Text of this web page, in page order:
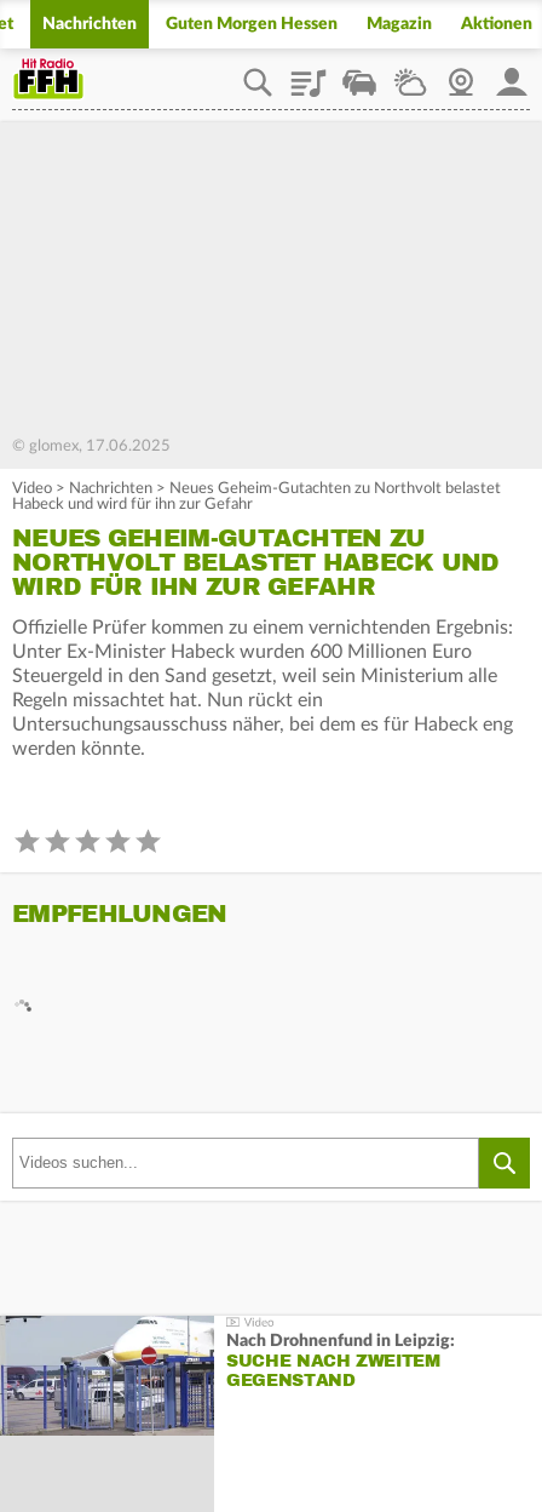
Nachrichten Guten Morgen Hessen Magazin Aktionen
PlaylistStaupilotWetterWebcam
© glomex, 17.06.2025
Video > Nachrichten > Neues Geheim-Gutachten zu Northvolt belastet
Habeck und wird für ihn zur Gefahr
NEUES GEHEIM-GUTACHTEN ZU
NORTHVOLT BELASTET HABECK UND
WIRD FÜR IHN ZUR GEFAHR
Offizielle Prüfer kommen zu einem vernichtenden Ergebnis:
Unter Ex-Minister Habeck wurden 600 Millionen Euro
Steuergeld in den Sand gesetzt, weil sein Ministerium alle
Regeln missachtet hat. Nun rückt ein
Untersuchungsausschuss näher, bei dem es für Habeck eng
werden könnte.
EMPFEHLUNGEN
Nach Drohnenfund in Leipzig:
SUCHE NACH ZWEITEM
GEGENSTAND